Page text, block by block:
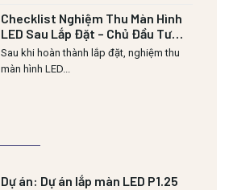
Checklist Nghiệm Thu Màn Hình
LED Sau Lắp Đặt – Chủ Đầu Tư
Cần Kiểm Tra Những Gì?
Sau khi hoàn thành lắp đặt, nghiệm thu
màn hình LED...
Dự án: Dự án lắp màn LED P1.25